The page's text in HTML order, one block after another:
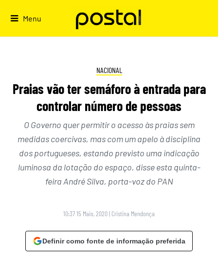
Menu
NACIONAL
Praias vão ter semáforo à entrada para
controlar número de pessoas
O Governo quer permitir o acesso às praias sem
medidas coercivas, mas com um apelo à disciplina
dos portugueses, estando previsto uma indicação
luminosa da lotação do espaço, disse esta quinta-
feira André Silva, porta-voz do PAN
10:37 15 Maio, 2020| Cristina Mendonça
Definir como fonte de informação preferida